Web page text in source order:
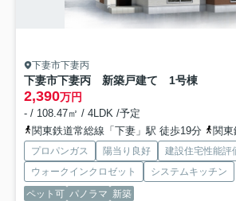
下妻市下妻丙
下妻市下妻丙 新築戸建て 1号棟
2,390万円
- / 108.47㎡ / 4LDK /予定
関東鉄道常総線「下妻」駅 徒歩19分
関東鉄
プロパンガス 陽当り良好 建設住宅性能評
ウォークインクロゼット
システムキッチン
ペット可 パノラマ 新築